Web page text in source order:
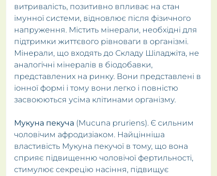
витривалість, позитивно впливає на стан
імунної системи, відновлює після фізичного
напруження. Містить мінерали, необхідні для
підтримки життєвого рівноваги в організмі.
Мінерали, що входять до Складу Шіладжіта, не
аналогічні мінералів в біодобавки,
представлених на ринку. Вони представлені в
іонної формі і тому вони легко і повністю
засвоюються усіма клітинами організму.
Мукуна пекуча (Mucuna pruriens). Є сильним
чоловічим афродизіаком. Найцінніша
властивість Мукуна пекучої в тому, що вона
сприяє підвищенню чоловічої фертильності,
стимулює секрецію насіння, підвищує